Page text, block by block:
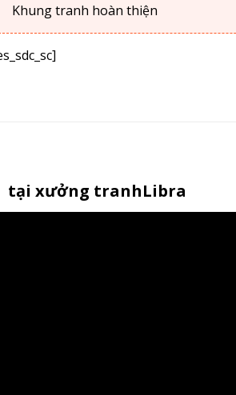
Khung tranh hoàn thiện
tại xưởng tranhLibra